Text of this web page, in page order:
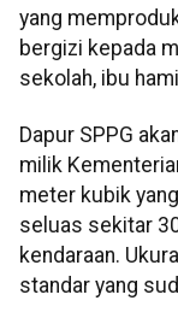
yang
bergizi kepada
sekolah, ibu
Dapur SPPG
milik
meter kubik
seluas sekitar
kendaraan.
standar yang